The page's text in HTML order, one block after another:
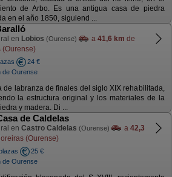
de Arbo. Es una antigua casa de piedra
en el año 1850, siguiend ...
en Lobios (Ourense) a 41,6 km de
(Ourense)
24 €
de Ourense
de labranza de finales del siglo XIX rehabilitada,
la estructura original y los materiales de la
y madera. Di ...
de Caldelas
en Castro Caldelas (Ourense) a 42,3
(Ourense)
25 €
de Ourense